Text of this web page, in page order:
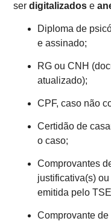
serdigitalizados e
Diploma de
e assinado;
RG ou CNH
atualizado);
CPF, caso não
Certidão de
o caso;
Comprovantes
justificativa(s)
emitida pelo
Comprovante